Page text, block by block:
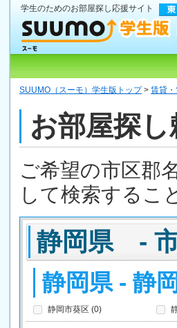
学生のためのお部屋探し応援サイト
SUUMO（スーモ）学生版トップ> 賃貸
お部屋探
ご希望の市区郡
して検索するこ
静岡県 -
静岡県 - 静
静岡市葵区 (0)